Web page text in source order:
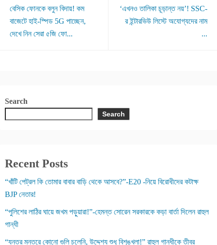
বেসিক ফোনকে বলুন বিদায়! কম
বাজেটে হাই-স্পিড 5G পাচ্ছেন,
দেখে নিন সেরা ৫জি ফো...
‘এখনও তালিকা চূড়ান্ত নয়’! SSC-
র ইন্টারভিউ লিস্টে অযোগ্যদের নাম
...
Search
Search
Recent Posts
“খাঁটি পেট্রল কি তোমার বাবার বাড়ি থেকে আসবে?”-E20 -নিয়ে বিরোধীদের কটাক্ষ
BJP নেতার!
“পুলিশের লাঠির ঘায়ে জখম পড়ুয়ারা!”-হেমন্ত সোরেন সরকারকে কড়া বার্তা দিলেন রাহুল
গান্ধী
“যন্তর মন্তরে কোনো গুলি চলেনি, উদ্দেশ্য শুধু বিশৃঙ্খলা!” রাহুল গান্ধীকে তীব্র